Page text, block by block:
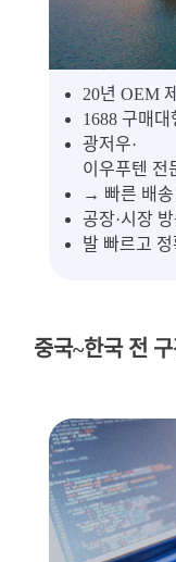
20년 OEM
1688 구매
광저우·
이우푸텐 전
→ 빠른 배
공장·시장
발 빠르고
중국~한국 전